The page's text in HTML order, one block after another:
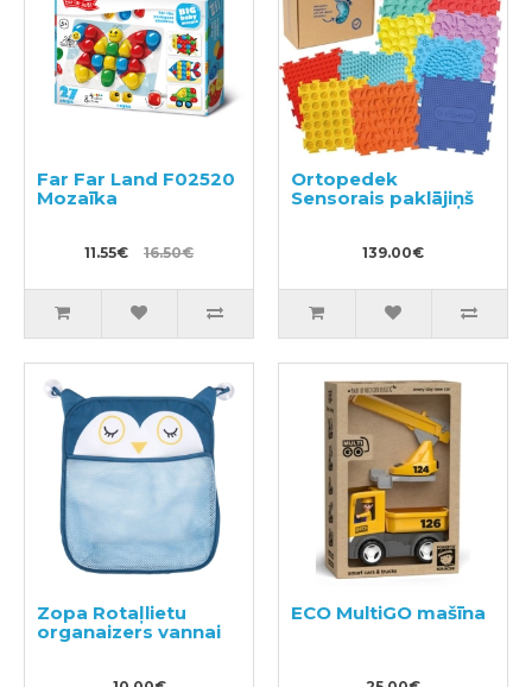
Far Far Land F02520
Mozaīka
11.55€ 16.50€
Ortopedek
Sensorais paklājiņš
139.00€
Zopa Rotaļlietu
organaizers vannai
ECO MultiGO mašīna